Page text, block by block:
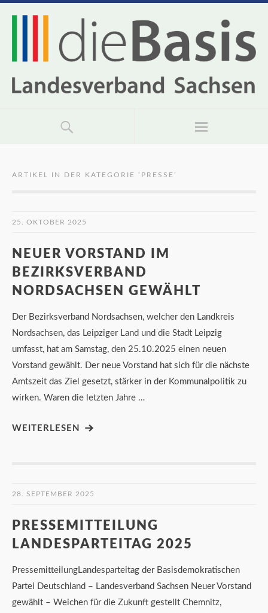
ARTIKEL IN DER KATEGORIE ‘ PRESSE ’
25. OKTOBER 2025
NEUER VORSTAND IM
BEZIRKSVERBAND
NORDSACHSEN GEWÄHLT
Der Bezirksverband Nordsachsen, welcher den Landkreis
Nordsachsen, das Leipziger Land und die Stadt Leipzig
umfasst, hat am Samstag, den 25.10.2025 einen neuen
Vorstand gewählt. Der neue Vorstand hat sich für die nächste
Amtszeit das Ziel gesetzt, stärker in der Kommunalpolitik zu
wirken. Waren die letzten Jahre …
WEITERLESEN
28. SEPTEMBER 2025
PRESSEMITTEILUNG
LANDESPARTEITAG 2025
PressemitteilungLandesparteitag der Basisdemokratischen
Partei Deutschland – Landesverband Sachsen Neuer Vorstand
gewählt – Weichen für die Zukunft gestellt Chemnitz,